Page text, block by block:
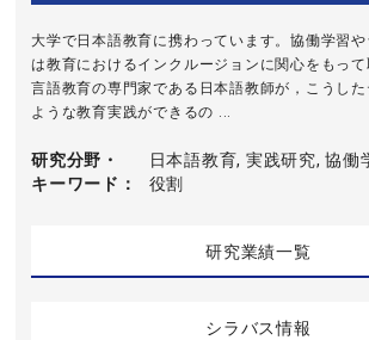
大学で日本語教育に携わっています。協働学習
は教育におけるインクルージョンに関心をもって
言語教育の専門家である日本語教師が，こうし
ような教育実践ができるの ...
研究分野・
キーワード
日本語教育, 実践研究, 協働
役割
研究業績一覧
シラバス情報